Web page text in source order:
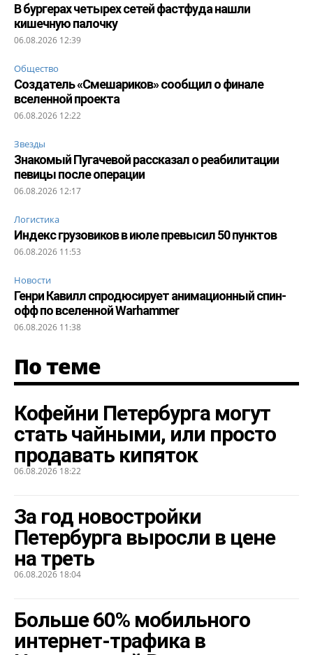
В бургерах четырех сетей фастфуда нашли
кишечную палочку
06.08.2026 12:39
Общество
Создатель «Смешариков» сообщил о финале
вселенной проекта
06.08.2026 12:22
Звезды
Знакомый Пугачевой рассказал о реабилитации
певицы после операции
06.08.2026 12:17
Логистика
Индекс грузовиков в июле превысил 50 пунктов
06.08.2026 11:53
Новости
Генри Кавилл спродюсирует анимационный спин-
офф по вселенной Warhammer
06.08.2026 11:38
По теме
Кофейни Петербурга могут
стать чайными, или просто
продавать кипяток
06.08.2026 18:22
За год новостройки
Петербурга выросли в цене
на треть
06.08.2026 18:04
Больше 60% мобильного
интернет-трафика в